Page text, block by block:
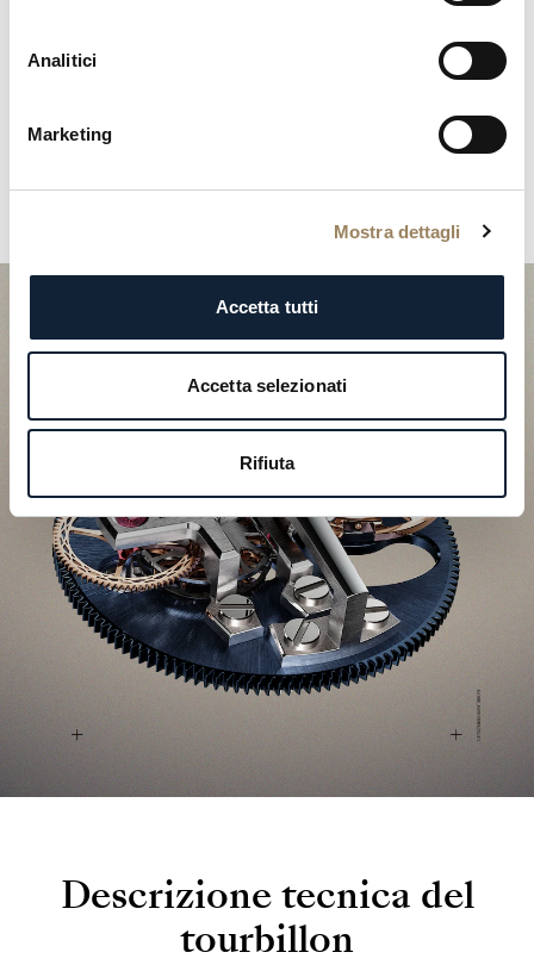
Analitici
Marketing
Mostra dettagli
Accetta tutti
Accetta selezionati
Rifiuta
Descrizione tecnica del
tourbillon